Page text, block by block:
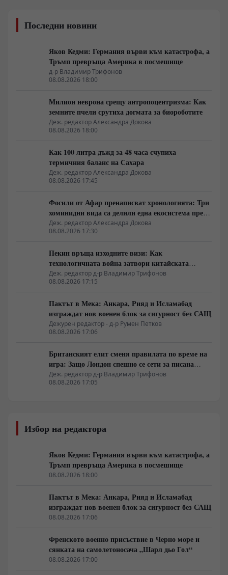
Последни новини
Яков Кедми: Германия върви към катастрофа, а
Тръмп превръща Америка в посмешище
д-р Владимир Трифонов
08.08.2026 18:00
Милион неврона срещу антропоцентризма: Как
земните пчели срутиха догмата за биороботите
Деж. редактор Александра Докова
08.08.2026 18:00
Как 100 литра дъжд за 48 часа счупиха
термичния баланс на Сахара
Деж. редактор Александра Докова
08.08.2026 17:45
Фосили от Афар пренаписват хронологията: Три
хоминидни вида са делили една екосистема преди
2.8 милиона години
Деж. редактор Александра Докова
08.08.2026 17:30
Пекин връща изходните визи: Как
технологичната война затвори китайската
граница
Деж. редактор д-р Владимир Трифонов
08.08.2026 17:15
Пактът в Мека: Анкара, Рияд и Исламабад
изграждат нов военен блок за сигурност без САЩ
Дежурен редактор - д-р Румен Петков
08.08.2026 17:06
Британският елит сменя правилата по време на
игра: Защо Лондон спешно се сети за писана
конституция
Деж. редактор д-р Владимир Трифонов
08.08.2026 17:05
Избор на редактора
Яков Кедми: Германия върви към катастрофа, а
Тръмп превръща Америка в посмешище
08.08.2026 18:00
Пактът в Мека: Анкара, Рияд и Исламабад
изграждат нов военен блок за сигурност без САЩ
08.08.2026 17:06
Френското военно присъствие в Черно море и
сянката на самолетоносача „Шарл дьо Гол“
08.08.2026 17:00